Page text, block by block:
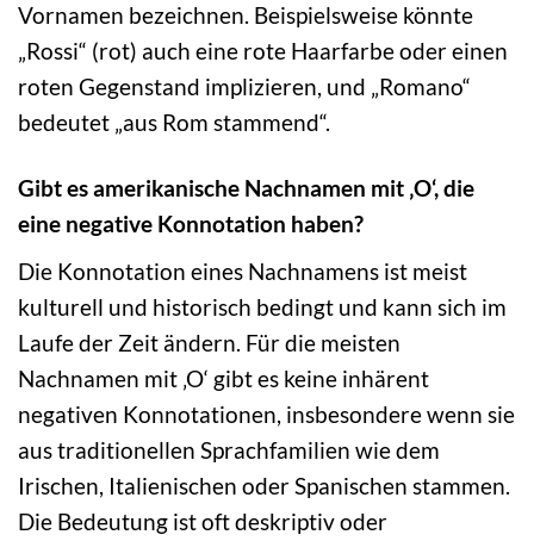
Vornamen bezeichnen. Beispielsweise könnte
„Rossi“ (rot) auch eine rote Haarfarbe oder einen
roten Gegenstand implizieren, und „Romano“
bedeutet „aus Rom stammend“.
Gibt es amerikanische Nachnamen mit ‚O‘, die
eine negative Konnotation haben?
Die Konnotation eines Nachnamens ist meist
kulturell und historisch bedingt und kann sich im
Laufe der Zeit ändern. Für die meisten
Nachnamen mit ‚O‘ gibt es keine inhärent
negativen Konnotationen, insbesondere wenn sie
aus traditionellen Sprachfamilien wie dem
Irischen, Italienischen oder Spanischen stammen.
Die Bedeutung ist oft deskriptiv oder